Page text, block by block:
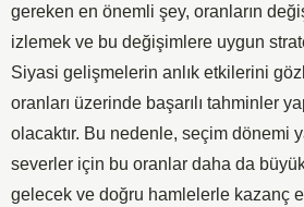
gereken en önemli şey, oranların
izlemek ve bu değişimlere uygun
Siyasi gelişmelerin anlık etkilerini
oranları üzerinde başarılı tahminler
olacaktır. Bu nedenle, seçim dönemi
severler için bu oranlar daha da
gelecek ve doğru hamlelerle kazanç